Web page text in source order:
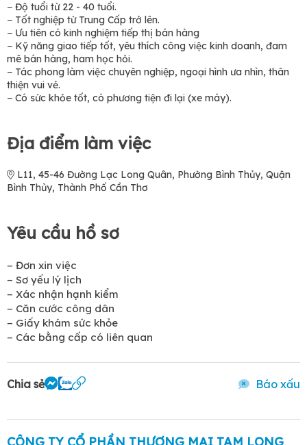
− Độ tuổi từ 22 - 40 tuổi.
− Tốt nghiệp từ Trung Cấp trở lên.
− Ưu tiên có kinh nghiệm tiếp thị bán hàng
− Kỹ năng giao tiếp tốt, yêu thích công việc kinh doanh, đam
mê bán hàng, ham học hỏi.
− Tác phong làm việc chuyên nghiệp, ngoại hình ưa nhìn, thân
thiện vui vẻ.
− Có sức khỏe tốt, có phương tiện đi lại (xe máy).
Địa điểm làm việc
L11, 45-46 Đường Lạc Long Quân, Phường Bình Thủy, Quận
Bình Thủy, Thành Phố Cần Thơ
Yêu cầu hồ sơ
− Đơn xin việc
− Sơ yếu lý lịch
− Xác nhận hạnh kiểm
− Căn cước công dân
− Giấy khám sức khỏe
− Các bằng cấp có liên quan
Chia sẻ Báo xấu